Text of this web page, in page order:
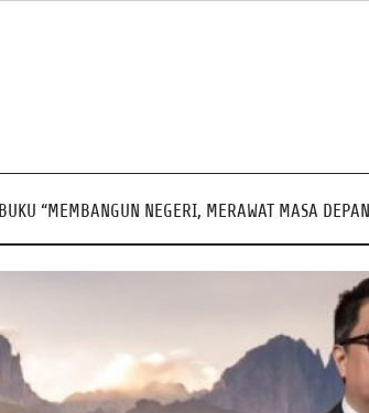
BUKU “MEMBANGUN NEGERI, MERAWAT MASA DEPAN